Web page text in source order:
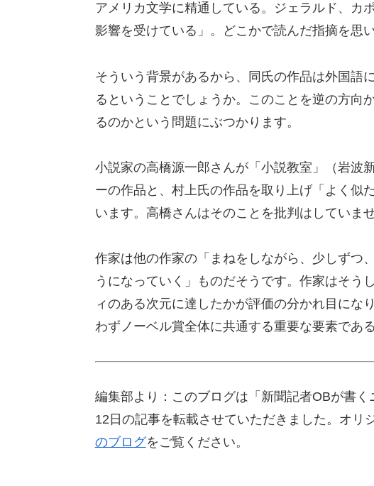
アメリカ文学に精通している。ジェラルド、カ
影響を受けている」。どこかで読んだ指摘を思
そういう背景があるから、同氏の作品は外国語
るということでしょうか。このことを逆の方向
るのかという問題にぶつかります。
小説家の高橋源一郎さんが「小説教室」（岩波
ーの作品と、村上氏の作品を取り上げ「よく似
います。高橋さんはそのことを批判はしていませ
作家は他の作家の「まねをしながら、少しずつ
うになっていく」ものだそうです。作家はそう
ィのある次元に達したかが評価の分かれ目にな
わずノーベル賞全体に共通する重要な要素である
編集部より：このブログは「新聞記者OBが書
12日の記事を転載させていただきました。オリ
のブログをご覧ください。